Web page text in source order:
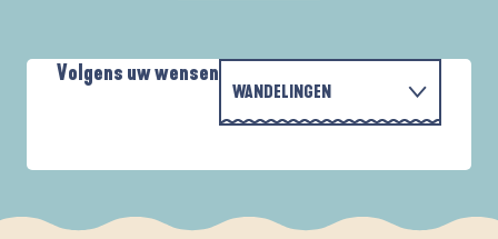
Volgens uw wensen
WANDELINGEN
ALS HET REGENT